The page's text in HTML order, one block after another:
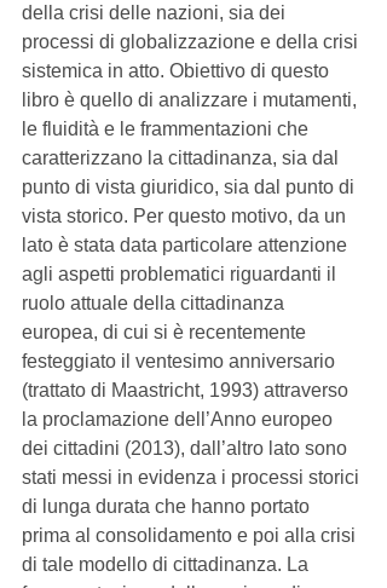
della crisi delle nazioni, sia dei
processi di globalizzazione e della crisi
sistemica in atto. Obiettivo di questo
libro è quello di analizzare i mutamenti,
le fluidità e le frammentazioni che
caratterizzano la cittadinanza, sia dal
punto di vista giuridico, sia dal punto di
vista storico. Per questo motivo, da un
lato è stata data particolare attenzione
agli aspetti problematici riguardanti il
ruolo attuale della cittadinanza
europea, di cui si è recentemente
festeggiato il ventesimo anniversario
(trattato di Maastricht, 1993) attraverso
la proclamazione dell’Anno europeo
dei cittadini (2013), dall’altro lato sono
stati messi in evidenza i processi storici
di lunga durata che hanno portato
prima al consolidamento e poi alla crisi
di tale modello di cittadinanza. La